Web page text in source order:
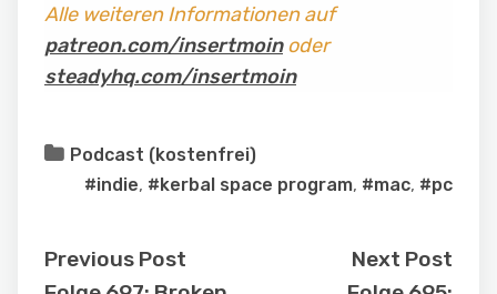
Alle weiteren Informationen auf
patreon.com/insertmoinoder
steadyhq.com/insertmoin
Podcast (kostenfrei)
#indie, #kerbal space program, #mac, #pc
Previous Post
Next Post